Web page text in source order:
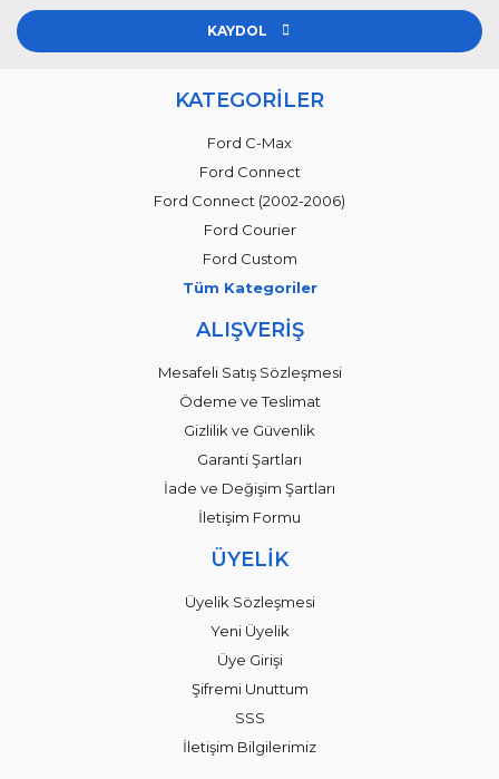
KAYDOL
KATEGORİLER
Ford C-Max
Ford Connect
Ford Connect (2002-2006)
Ford Courier
Ford Custom
Tüm Kategoriler
ALIŞVERİŞ
Mesafeli Satış Sözleşmesi
Ödeme ve Teslimat
Gizlilik ve Güvenlik
Garanti Şartları
İade ve Değişim Şartları
İletişim Formu
ÜYELİK
Üyelik Sözleşmesi
Yeni Üyelik
Üye Girişi
Şifremi Unuttum
SSS
İletişim Bilgilerimiz